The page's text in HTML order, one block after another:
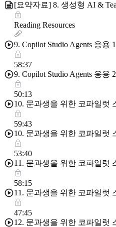
[요약자료] 8. 생성형 AI &
Reading Resources
9. Copilot Studio Agents 응용
58:37
9. Copilot Studio Agents 응용
50:13
10. 문과생을 위한 코파일럿
59:43
10. 문과생을 위한 코파일럿
53:40
11. 문과생을 위한 코파일럿
58:15
11. 문과생을 위한 코파일럿
47:45
12. 문과생을 위한 코파일럿